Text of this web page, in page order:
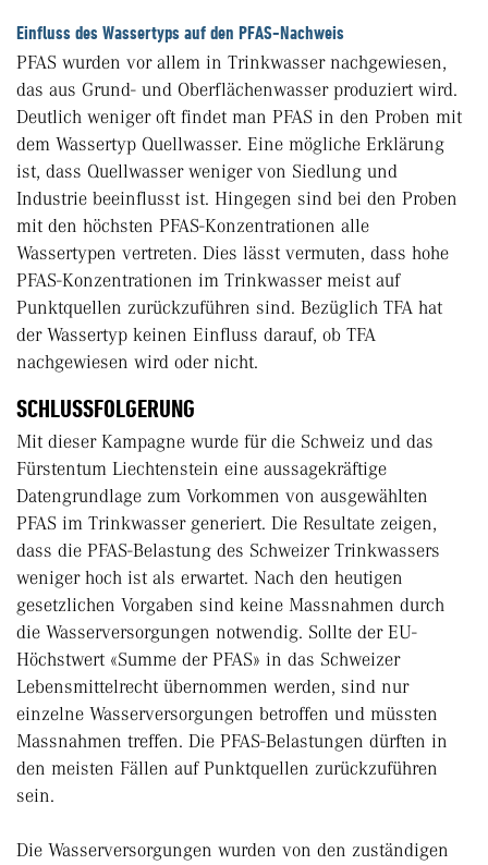
Einfluss des Wassertyps auf den PFAS-Nachweis
PFAS wurden vor allem in Trinkwasser nachgewiesen,
das aus Grund- und Oberflächenwasser produziert wird.
Deutlich weniger oft findet man PFAS in den Proben mit
dem Wassertyp Quellwasser. Eine mögliche Erklärung
ist, dass Quellwasser weniger von Siedlung und
Industrie beeinflusst ist. Hingegen sind bei den Proben
mit den höchsten PFAS-Konzentrationen alle
Wassertypen vertreten. Dies lässt vermuten, dass hohe
PFAS-Konzentrationen im Trinkwasser meist auf
Punktquellen zurückzuführen sind. Bezüglich TFA hat
der Wassertyp keinen Einfluss darauf, ob TFA
nachgewiesen wird oder nicht.
SCHLUSSFOLGERUNG
Mit dieser Kampagne wurde für die Schweiz und das
Fürstentum Liechtenstein eine aussagekräftige
Datengrundlage zum Vorkommen von ausgewählten
PFAS im Trinkwasser generiert. Die Resultate zeigen,
dass die PFAS-Belastung des Schweizer Trinkwassers
weniger hoch ist als erwartet. Nach den heutigen
gesetzlichen Vorgaben sind keine Massnahmen durch
die Wasserversorgungen notwendig. Sollte der EU-
Höchstwert «Summe der PFAS» in das Schweizer
Lebensmittelrecht übernommen werden, sind nur
einzelne Wasserversorgungen betroffen und müssten
Massnahmen treffen. Die PFAS-Belastungen dürften in
den meisten Fällen auf Punktquellen zurückzuführen
sein.
Die Wasserversorgungen wurden von den zuständigen